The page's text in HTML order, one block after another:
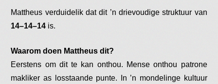
Mattheus verduidelik dat dit ’n drievoudige struktuur van
14–14–14 is.
Waarom doen Mattheus dit?
Eerstens om dit te kan onthou. Mense onthou patrone
makliker as losstaande punte. In ’n mondelinge kultuur